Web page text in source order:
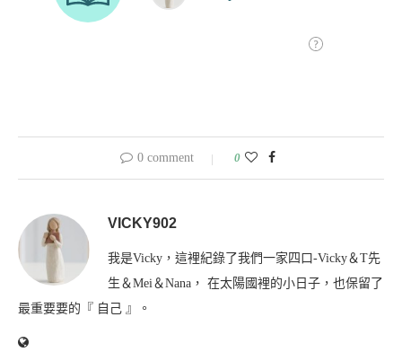
0 comment 0
VICKY902
我是Vicky，這裡紀錄了我們一家四口-Vicky＆T先
生＆Mei＆Nana， 在太陽國裡的小日子，也保留了
最重要要的『 自己 』。